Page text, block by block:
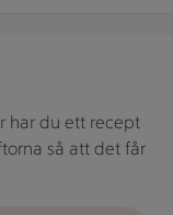
har du ett recept
så att det får